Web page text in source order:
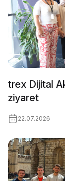
trex Dijital
ziyaret
22.07.2026